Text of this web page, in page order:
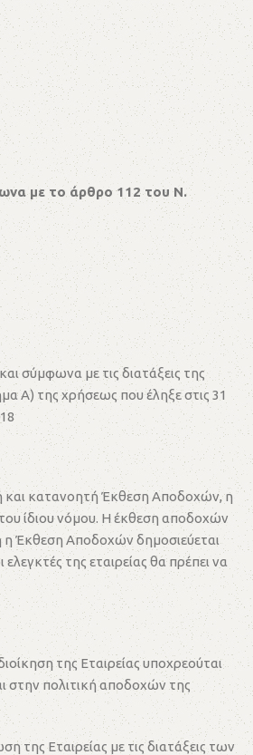
με το άρθρο 112 του Ν.
σύμφωνα με τις διατάξεις της
Α) της χρήσεως που έληξε στις 31
και κατανοητή Έκθεση Αποδοχών, η
ίδιου νόμου. Η έκθεση αποδοχών
η Έκθεση Αποδοχών δημοσιεύεται
της εταιρείας θα πρέπει να
της Εταιρείας υποχρεούται
στην πολιτική αποδοχών της
Εταιρείας με τις διατάξεις των